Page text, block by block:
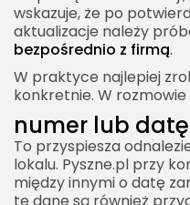
wskazuje, że po
aktualizacje należy
bezpośrednio z firmą.
W praktyce najlepiej
konkretnie. W
numer lub
To przyspiesza
lokalu. Pyszne.pl przy
między innymi o datę